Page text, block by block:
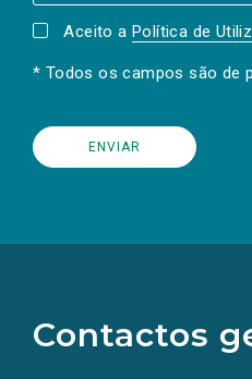
Aceito a Política de
* Todos os campos são de
Contactos
redes
sociais